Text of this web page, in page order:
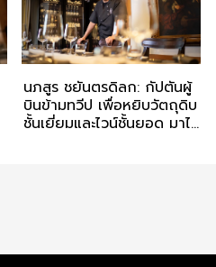
นภสูร ชยันตรดิลก: กัปตันผู้
บินข้ามทวีป เพื่อหยิบวัตถุดิบ
ชั้นเยี่ยมและไวน์ชั้นยอด มาไว้